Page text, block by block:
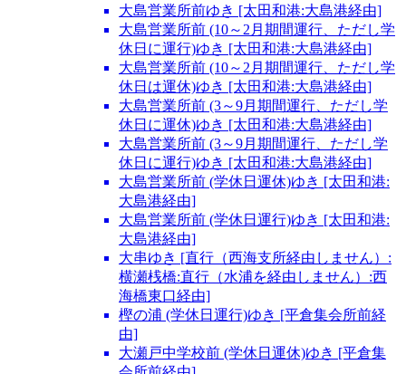
大島営業所前ゆき [太田和港:大島港経由]
大島営業所前 (10～2月期間運行、ただし学
休日に運行)ゆき [太田和港:大島港経由]
大島営業所前 (10～2月期間運行、ただし学
休日は運休)ゆき [太田和港:大島港経由]
大島営業所前 (3～9月期間運行、ただし学
休日に運休)ゆき [太田和港:大島港経由]
大島営業所前 (3～9月期間運行、ただし学
休日に運行)ゆき [太田和港:大島港経由]
大島営業所前 (学休日運休)ゆき [太田和港:
大島港経由]
大島営業所前 (学休日運行)ゆき [太田和港:
大島港経由]
大串ゆき [直行（西海支所経由しません）:
横瀬桟橋:直行（水浦を経由しません）:西
海橋東口経由]
樫の浦 (学休日運行)ゆき [平倉集会所前経
由]
大瀬戸中学校前 (学休日運休)ゆき [平倉集